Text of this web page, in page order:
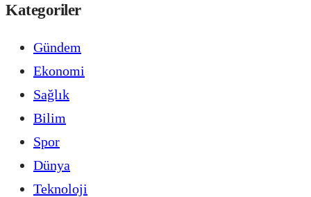
Kategoriler
Gündem
Ekonomi
Sağlık
Bilim
Spor
Dünya
Teknoloji